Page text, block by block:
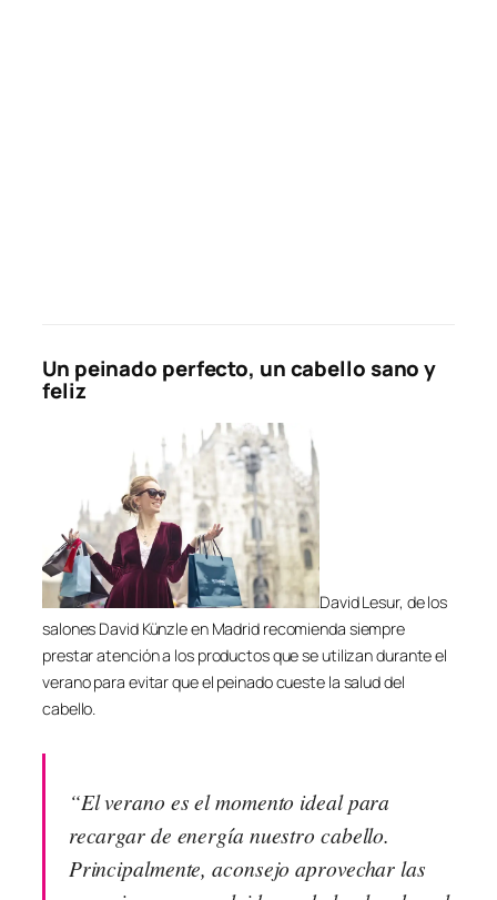
Un peinado perfecto, un cabello sano y
feliz
David Lesur, de los
salones David Künzle en Madrid recomienda siempre
prestar atención a los productos que se utilizan durante el
verano para evitar que el peinado cueste la salud del
cabello.
“El verano es el momento ideal para
recargar de energía nuestro cabello.
Principalmente, aconsejo aprovechar las